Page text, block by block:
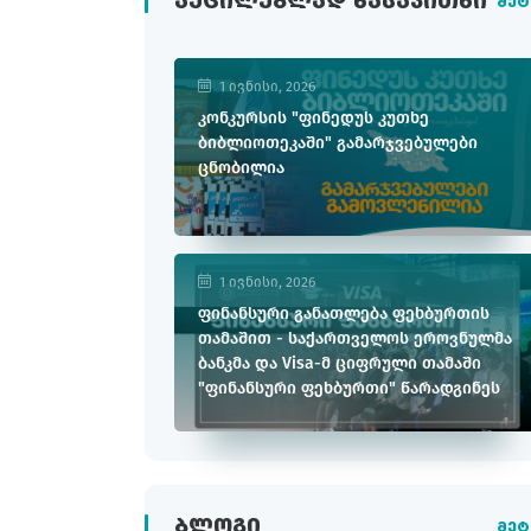
1 ივნისი, 2026
კონკურსის "ფინედუს კუთხე
ბიბლიოთეკაში" გამარჯვებულები
ცნობილია
1 ივნისი, 2026
ფინანსური განათლება ფეხბურთის
თამაშით - საქართველოს ეროვნულმა
ბანკმა და Visa-მ ციფრული თამაში
"ფინანსური ფეხბურთი" წარადგინეს